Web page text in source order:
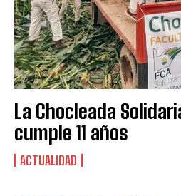
La Chocleada
cumple 11 años
ACTUALIDAD